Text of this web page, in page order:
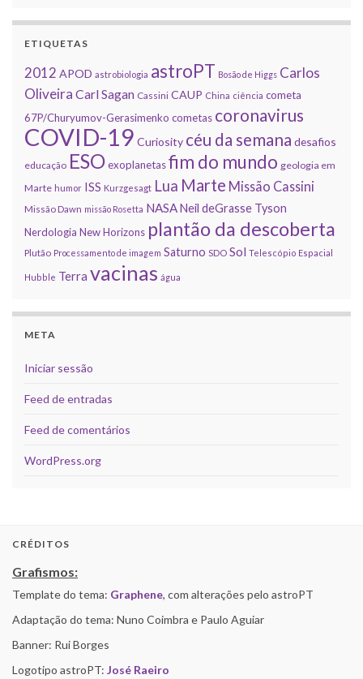
ETIQUETAS
2012 APOD astrobiologia astroPT Bosão de Higgs Carlos
Oliveira Carl Sagan Cassini CAUP China ciência cometa
67P/Churyumov-Gerasimenko cometas coronavirus
COVID-19 Curiosity céu da semana desafios
educação ESOexoplanetasfim do mundo geologia em
Marte humor ISS Kurzgesagt Lua Marte Missão Cassini
Missão Dawn missão Rosetta NASANeil deGrasse Tyson
Nerdologia New Horizons plantão da descoberta
Plutão Processamento de imagem Saturno SDO Sol Telescópio Espacial
Hubble Terra vacinas água
META
Iniciar sessão
Feed de entradas
Feed de comentários
WordPress.org
CRÉDITOS
Grafismos:
Template do tema: Graphene, com alterações pelo astroPT
Adaptação do tema: Nuno Coimbra e Paulo Aguiar
Banner: Rui Borges
Logotipo astroPT: José Raeiro